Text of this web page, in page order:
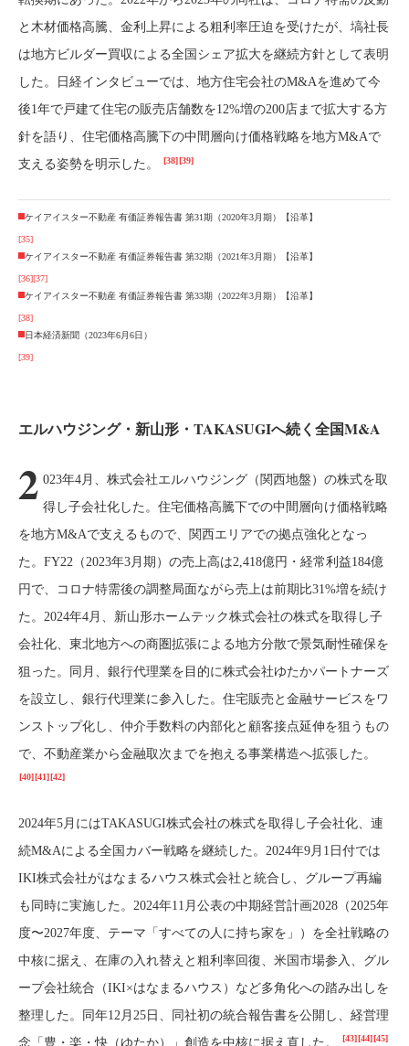
と木材価格高騰、金利上昇による粗利率圧迫を受けたが、塙社長
は地方ビルダー買収による全国シェア拡大を継続方針として表明
した。日経インタビューでは、地方住宅会社のM&Aを進めて今
後1年で戸建て住宅の販売店舗数を12%増の200店まで拡大する方
針を語り、住宅価格高騰下の中間層向け価格戦略を地方M&Aで
支える姿勢を明示した。
[38][39]
ケイアイスター不動産 有価証券報告書 第31期（2020年3月期）【沿革】
[35]
ケイアイスター不動産 有価証券報告書 第32期（2021年3月期）【沿革】
[36][37]
ケイアイスター不動産 有価証券報告書 第33期（2022年3月期）【沿革】
[38]
日本経済新聞（2023年6月6日）
[39]
エルハウジング・新山形・TAKASUGIへ続く全国M&A
2 023年4月、株式会社エルハウジング（関西地盤）の株式を取
得し子会社化した。住宅価格高騰下での中間層向け価格戦略
を地方M&Aで支えるもので、関西エリアでの拠点強化となっ
た。FY22（2023年3月期）の売上高は2,418億円・経常利益184億
円で、コロナ特需後の調整局面ながら売上は前期比31%増を続け
た。2024年4月、新山形ホームテック株式会社の株式を取得し子
会社化、東北地方への商圏拡張による地方分散で景気耐性確保を
狙った。同月、銀行代理業を目的に株式会社ゆたかパートナーズ
を設立し、銀行代理業に参入した。住宅販売と金融サービスをワ
ンストップ化し、仲介手数料の内部化と顧客接点延伸を狙うもの
で、不動産業から金融取次までを抱える事業構造へ拡張した。
[40][41][42]
2024年5月にはTAKASUGI株式会社の株式を取得し子会社化、連
続M&Aによる全国カバー戦略を継続した。2024年9月1日付では
IKI株式会社がはなまるハウス株式会社と統合し、グループ再編
も同時に実施した。2024年11月公表の中期経営計画2028（2025年
度〜2027年度、テーマ「すべての人に持ち家を」）を全社戦略の
中核に据え、在庫の入れ替えと粗利率回復、米国市場参入、グル
ープ会社統合（IKI×はなまるハウス）など多角化への踏み出しを
整理した。同年12月25日、同社初の統合報告書を公開し、経営理
念「豊・楽・快（ゆたか）」創造を中核に据え直した。
[43][44][45]